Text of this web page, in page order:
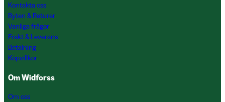
Kontakta oss
Byten & Returer
Vanliga frågor
Frakt & Leverans
Betalning
Köpvillkor
Om Widforss
Om oss